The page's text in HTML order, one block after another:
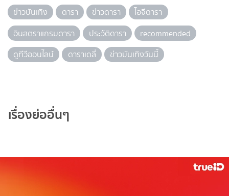
ข่าวบันเทิง ดารา ข่าวดารา
ไอจีดารา
อินสตราแกรมดารา
ประวัติดารา
recommended
ดูทีวีออนไลน์
ดาราเดลี่ ข่าวบันเทิงวันนี้
เรื่องย่ออื่นๆ